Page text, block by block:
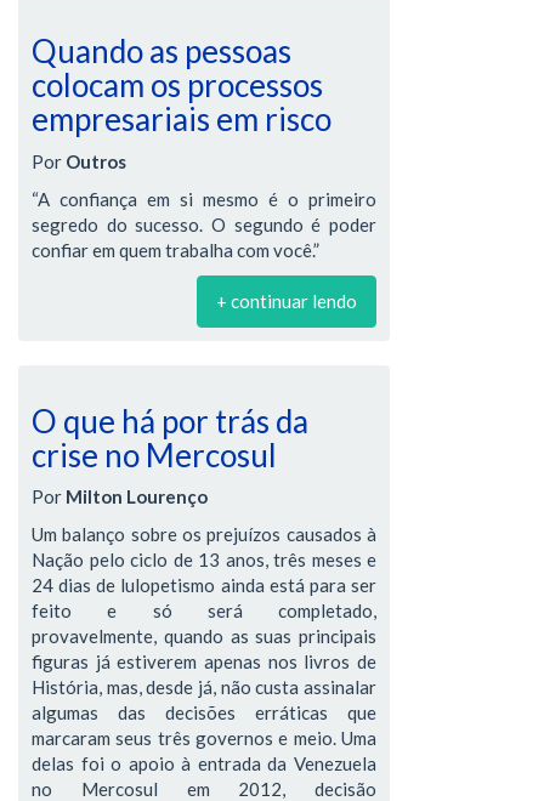
Quando as pessoas
colocam os processos
empresariais em risco
Por Outros
“A confiança em si mesmo é o primeiro
segredo do sucesso. O segundo é poder
confiar em quem trabalha com você.”
+ continuar lendo
O que há por trás da
crise no Mercosul
Por Milton Lourenço
Um balanço sobre os prejuízos causados à
Nação pelo ciclo de 13 anos, três meses e
24 dias de lulopetismo ainda está para ser
feito e só será completado,
provavelmente, quando as suas principais
figuras já estiverem apenas nos livros de
História, mas, desde já, não custa assinalar
algumas das decisões erráticas que
marcaram seus três governos e meio. Uma
delas foi o apoio à entrada da Venezuela
no Mercosul em 2012, decisão